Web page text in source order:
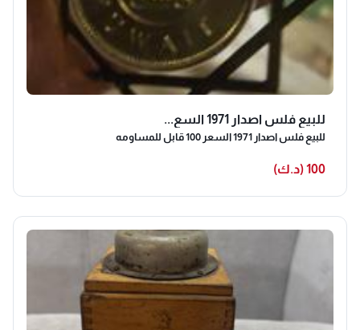
للبيع فلس اصدار 1971 السع...
للبيع فلس اصدار 1971 السعر 100 قابل للمساومه
100 (د.ك)